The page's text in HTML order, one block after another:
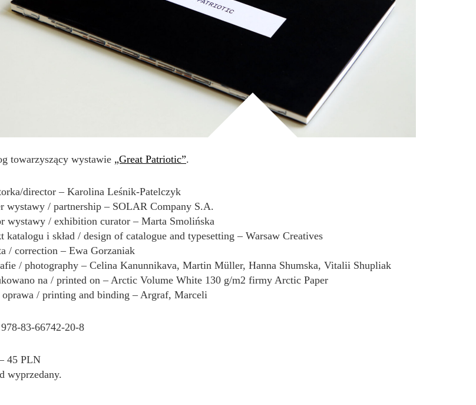
towarzyszący wystawie „Great Patriotic”.
director – Karolina Leśnik-Patelczyk
wystawy / partnership – SOLAR Company S.A.
wystawy / exhibition curator – Marta Smolińska
katalogu i skład / design of catalogue and typesetting – Warsaw Creatives
/ correction – Ewa Gorzaniak
/ photography – Celina Kanunnikava, Martin Müller, Hanna Shumska, Vitalii Shupliak
na / printed on – Arctic Volume White 130 g/m2 firmy Arctic Paper
/ printing and binding – Argraf, Marceli
83-66742-20-8
45 PLN
wyprzedany.